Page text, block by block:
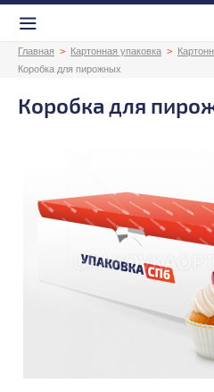
Главная Картонная упаковка
Коробка для пирожных
Коробка для